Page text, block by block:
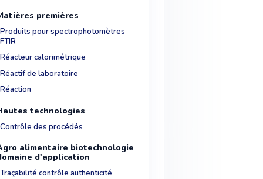
premières
Produits pour spectrophotomètres
FTIR
Réacteur calorimétrique
Réactif de laboratoire
Réaction
technologies
Contrôle des procédés
alimentaire biotechnologie
d'application
Traçabilité contrôle authenticité